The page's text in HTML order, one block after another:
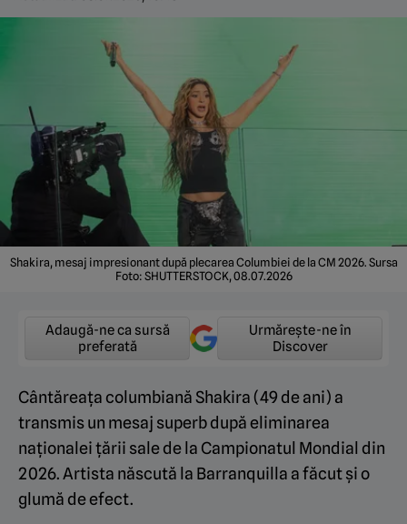
Shakira, mesaj impresionant după plecarea Columbiei de la CM 2026. Sursa
Foto: SHUTTERSTOCK, 08.07.2026
Adaugă-ne ca sursă
preferată
Urmărește-ne în
Discover
Cântăreața columbiană Shakira (49 de ani) a
transmis un mesaj superb după eliminarea
naționalei țării sale de la Campionatul Mondial din
2026. Artista născută la Barranquilla a făcut și o
glumă de efect.